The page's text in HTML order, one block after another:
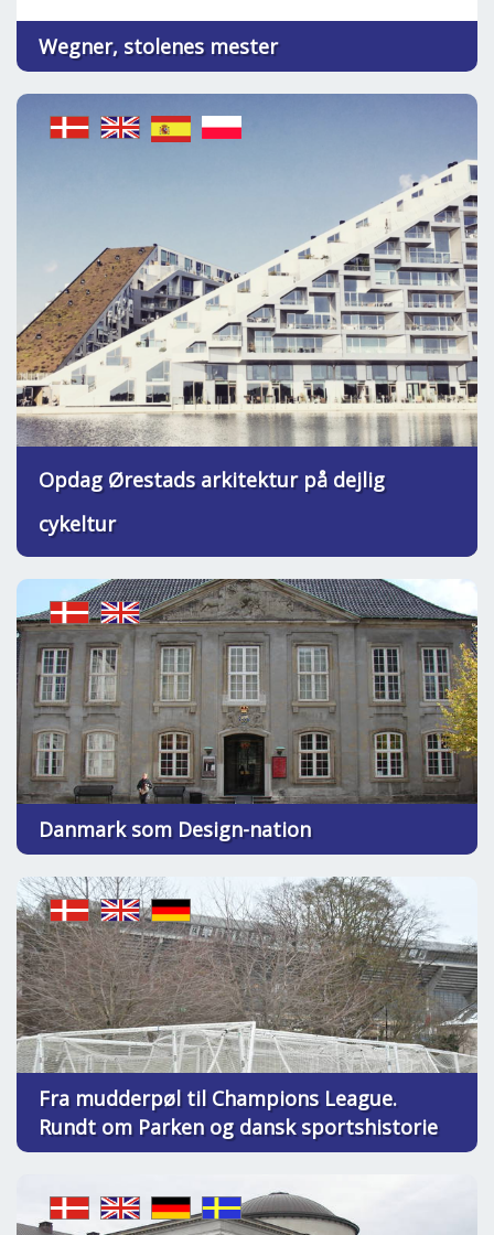
Wegner, stolenes mester
Opdag Ørestads arkitektur på dejlig
cykeltur
Danmark som Design-nation
Fra mudderpøl til Champions League.
Rundt om Parken og dansk sportshistorie